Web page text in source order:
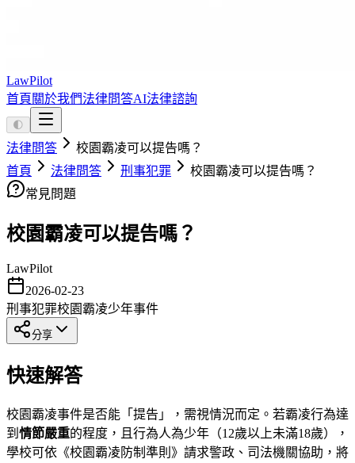
LawPilot
首頁 關於我們法律問答AI法律諮詢
🌓
法律問答
校園霸凌可以提告嗎？
首頁
法律問答 刑事犯罪
校園霸凌可以提告嗎？
常見問題
校園霸凌可以提告嗎？
LawPilot
2026-02-23
刑事犯罪校園霸凌少年事件
分享
快速解答
校園霸凌事件是否能「提告」，需視情況而定。若霸凌行為達
到 情節嚴重的程度，且行為人為少年（12歲以上未滿18歲），
學校可依《校園霸凌防制準則》請求警政、司法機關協助，將